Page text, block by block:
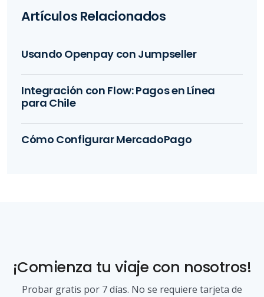
Artículos Relacionados
Usando Openpay con Jumpseller
Integración con Flow: Pagos en Línea
para Chile
Cómo Configurar MercadoPago
¡Comienza tu viaje con nosotros!
Probar gratis por 7 días. No se requiere tarjeta de